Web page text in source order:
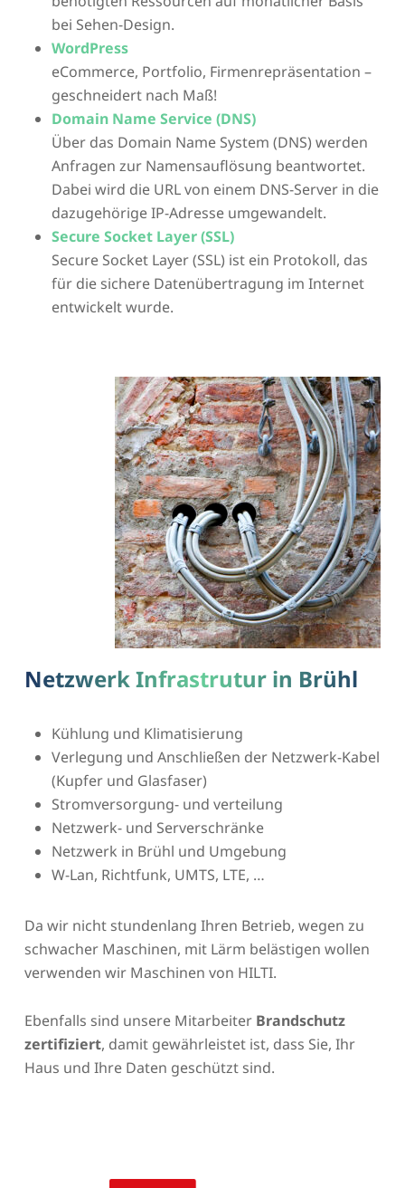
bei Sehen-Design.
WordPress
eCommerce, Portfolio, Firmenrepräsentation –
geschneidert nach Maß!
Domain Name Service (DNS)
Über das Domain Name System (DNS) werden
Anfragen zur Namensauflösung beantwortet.
Dabei wird die URL von einem DNS-Server in die
dazugehörige IP-Adresse umgewandelt.
Secure Socket Layer (SSL)
Secure Socket Layer (SSL) ist ein Protokoll, das
für die sichere Datenübertragung im Internet
entwickelt wurde.
Netzwerk Infrastrutur in Brühl
Kühlung und Klimatisierung
Verlegung und Anschließen der Netzwerk-Kabel
(Kupfer und Glasfaser)
Stromversorgung- und verteilung
Netzwerk- und Serverschränke
Netzwerk in Brühl und Umgebung
W-Lan, Richtfunk, UMTS, LTE, …
Da wir nicht stundenlang Ihren Betrieb, wegen zu
schwacher Maschinen, mit Lärm belästigen wollen
verwenden wir Maschinen von HILTI.
Ebenfalls sind unsere Mitarbeiter Brandschutz
zertifiziert, damit gewährleistet ist, dass Sie, Ihr
Haus und Ihre Daten geschützt sind.